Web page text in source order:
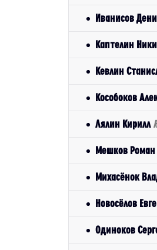
Иванисов
Каптелин
Кевлин
Кособоков
Лялин Кирилл
Мешков Роман
Михасёнок
Новосёлов
Одиноков